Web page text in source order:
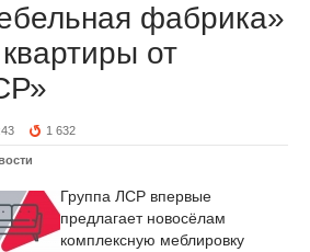
фабрика»
от
1 632
Группа ЛСР впервые
предлагает новосёлам
комплексную меблировку